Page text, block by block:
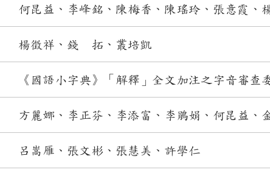
何昆益、李峰銘、陳梅香、陳瑤玲、張意霞、
楊徵祥、錢 拓、叢培凱
《國語小字典》「解釋」全文加注之字音審
方麗娜、李正芬、李添富、李鵑娟、何昆益、
呂嵩雁、張文彬、張慧美、許學仁